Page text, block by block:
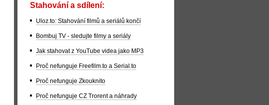
Stahování a sdílení:
Uloz.to: Stahování filmů a seriálů končí
Bombuj TV - sledujte filmy a seriály
Jak stahovat z YouTube videa jako MP3
Proč nefunguje Freefilm.to a Serial.to
Proč nefunguje Zkouknito
Proč nefunguje CZ Trorent a náhrady